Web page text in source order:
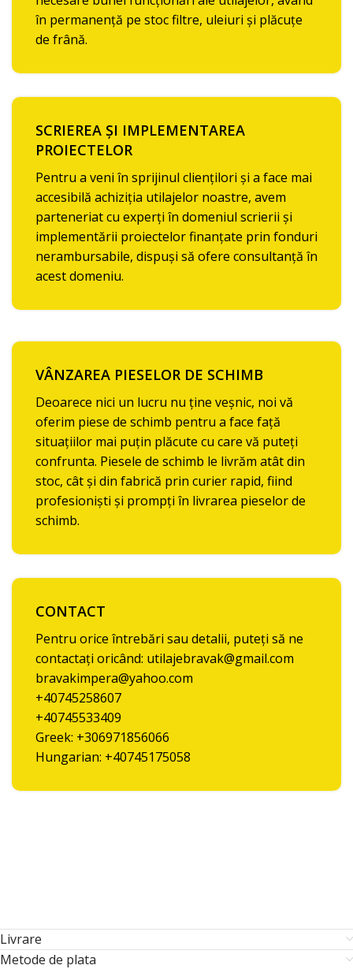
în permanență pe stoc filtre, uleiuri și plăcuțe
de frână.
SCRIEREA ȘI IMPLEMENTAREA
PROIECTELOR
Pentru a veni în sprijinul cliențilori și a face mai
accesibilă achiziția utilajelor noastre, avem
parteneriat cu experți în domeniul scrierii și
implementării proiectelor finanțate prin fonduri
nerambursabile, dispuși să ofere consultanță în
acest domeniu.
VÂNZAREA PIESELOR DE SCHIMB
Deoarece nici un lucru nu ține veșnic, noi vă
oferim piese de schimb pentru a face față
situațiilor mai puțin plăcute cu care vă puteți
confrunta. Piesele de schimb le livrăm atât din
stoc, cât și din fabrică prin curier rapid, fiind
profesioniști și prompți în livrarea pieselor de
schimb.
CONTACT
Pentru orice întrebări sau detalii, puteți să ne
contactați oricând: utilajebravak@gmail.com
bravakimpera@yahoo.com
+40745258607
+40745533409
Greek: +306971856066
Hungarian: +40745175058
Livrare
Metode de plata